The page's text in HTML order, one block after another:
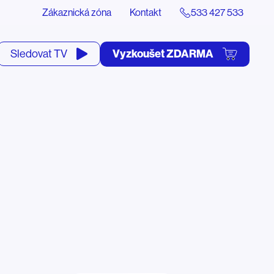
Zákaznická zóna Kontakt 533 427 533
Sledovat TV Vyzkoušet ZDARMA